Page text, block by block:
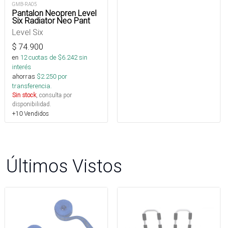
GMB-RA05
Pantalon Neopren Level
Six Radiator Neo Pant
Level Six
$ 74.900
en 12cuotas de $6.242sin
interés
ahorras $2.250 por
transferencia.
Sin stock, consulta por
disponibilidad.
+10 Vendidos
Últimos Vistos